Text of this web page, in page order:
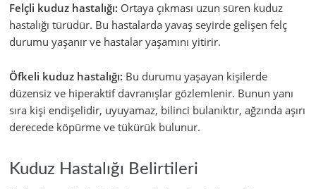
Felçli kuduz hastalığı: Ortaya çıkması uzun süren kuduz
hastalığı türüdür. Bu hastalarda yavaş seyirde gelişen felç
durumu yaşanır ve hastalar yaşamını yitirir.
Öfkeli kuduz hastalığı: Bu durumu yaşayan kişilerde
düzensiz ve hiperaktif davranışlar gözlemlenir. Bunun yanı
sıra kişi endişelidir, uyuyamaz, bilinci bulanıktır, ağzında aşırı
derecede köpürme ve tükürük bulunur.
Kuduz Hastalığı Belirtileri